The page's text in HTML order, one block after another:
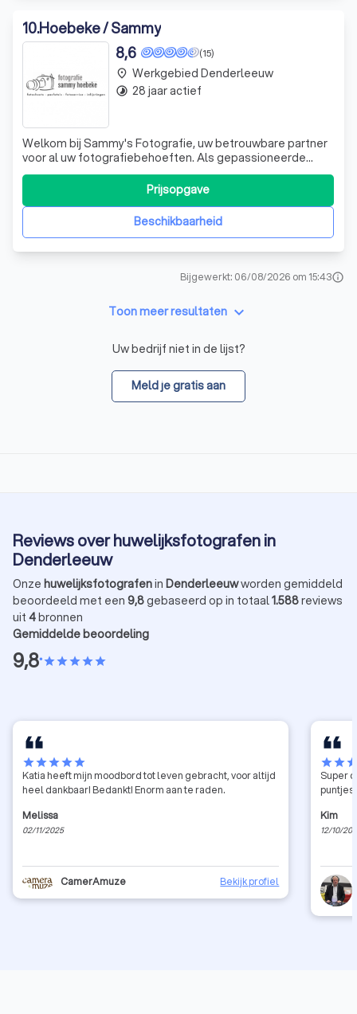
10.Hoebeke / Sammy
(15)
8,6
Welkom bij Sammy's Fotografie, uw betrouwbare partner
voor al uw fotografiebehoeften. Als gepassioneerde
fotografe onderscheid ik mij door mijn veelzijdigheid en
toewijding aan het vak. Mijn liefde voor fotografie komt tot
uiting in elk beeld dat ik vastleg, waarbij ik streef naar
perfectie en origi
Beschikbaarheid
Prijsopgave
place Werkgebied Denderleeuw
timelapse 28 jaar actief
Bijgewerkt: 06/08/2026 om 15:43info
Toon meer resultaten keyboard_arrow_down
Uw bedrijf niet in de lijst?
Meld je gratis aan
Reviews over huwelijksfotografen in
Denderleeuw
Onze huwelijksfotografenin Denderleeuwworden gemiddeld
beoordeeld met een 9,8gebaseerd op in totaal1.588reviews
uit 4bronnen
Gemiddelde beoordeling
9,8•starstarstarstarstar
starstarstarstarstar
Katia heeft mijn moodbord tot leven gebracht, voor altijd
heel dankbaar! Bedankt! Enorm aan te raden.
Melissa
02/11/2025
CamerAmuze Bekijk profiel
starstar
Super
Kim
12/10/